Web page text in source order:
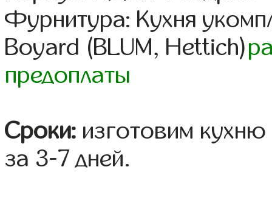
Фурнитура: Кухня
Boyard (BLUM, Hettich)
предоплаты
Сроки: изготовим
за 3-7 дней.